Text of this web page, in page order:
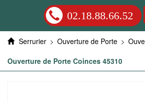
02.18.88.66.52
Serrurier > Ouverture de Porte >
Ouverture de Porte Coinces 45310